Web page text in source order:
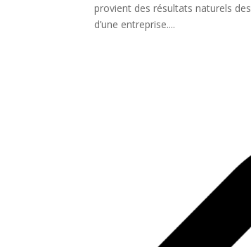
provient des résultats naturels
d’une entreprise....